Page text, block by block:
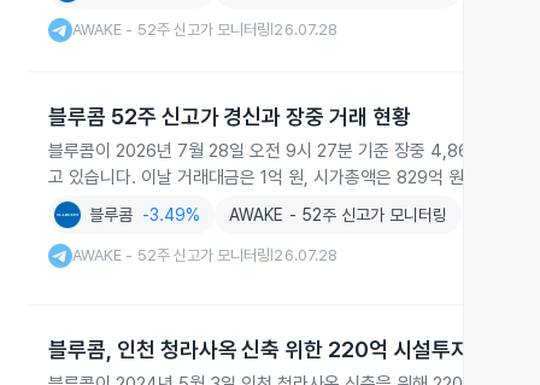
AWAKE - 52주 신고가 모니터링 26.07.28
블루콤 52주 신고가 경신과 장중 거래 현황
블루콤이 2026년 7월 28일 오전 9시 27분 기준 장중 4,860원으로
고 있습니다. 이날 거래대금은 1억 원, 시가총액은 829억 원으로 집계
블루콤 -3.49% AWAKE - 52주 신고가 모니터링
AWAKE - 52주 신고가 모니터링 26.07.28
블루콤, 인천 청라사옥 신축 위한 220억 시설투자